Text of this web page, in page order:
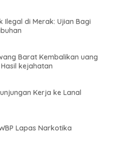
Ilegal di Merak: Ujian Bagi
Barat Kembalikan uang
kejahatan
Kerja ke Lanal
Lapas Narkotika